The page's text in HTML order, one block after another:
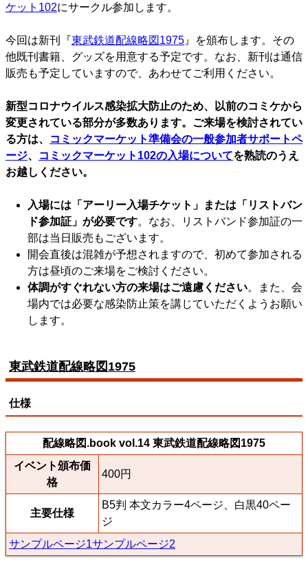
ケット102にサークル参加します。
今回は新刊『東武鉄道配線略図1975 』を頒布します。その
他既刊書籍、グッズを用意する予定です。なお、新刊は通信
販売も予定していますので、あわせてご利用ください。
新型コロナウイルス感染拡大防止のため、以前のコミケから
変更されている部分が多数あります。ご来場を検討されてい
る方は、
コミックマーケット準備会の一般参加者サポートペ
ージ、 コミックマーケット102の入場についてを熟読のうえ
お越しください。
入場には「アーリー入場チケット」または「リストバン
ド参加証」が必要です。なお、リストバンド参加証の一
部は当日販売もございます。
開会直後は混雑が予想されますので、初めて参加される
方は昼頃のご来場をご検討ください。
体調がすぐれない方の来場はご遠慮ください。また、会
場内では必要な感染防止策を講じていただくようお願い
します。
東武鉄道配線略図1975
仕様
配線略図.book vol.14 東武鉄道配線略図1975
イベント頒布価
格
400円
主要仕様
B5判 本文カラー4ページ、白黒40ペー
ジ
サンプルページ1サンプルページ2